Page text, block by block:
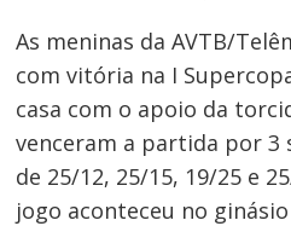
As meninas da AVTB/
com vitória na I
casa com o apoio da
venceram a partida por 3
de 25/12, 25/15, 19/25 e
jogo aconteceu no